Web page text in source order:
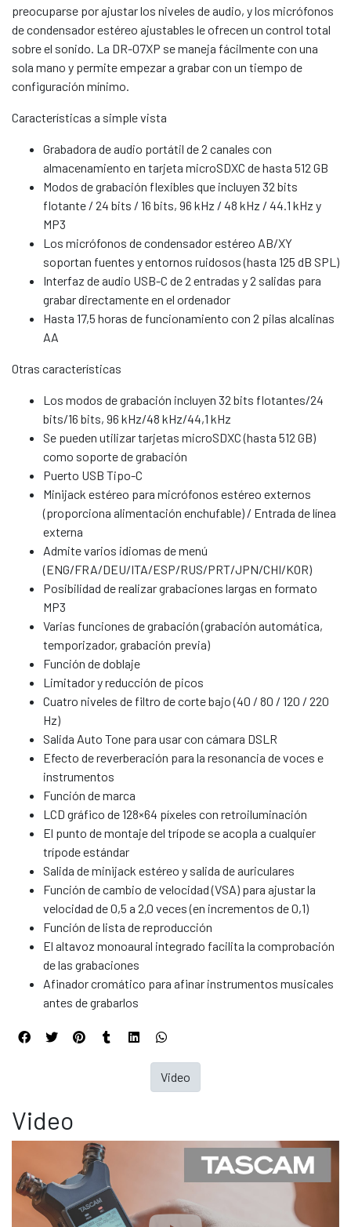
preocuparse por ajustar los niveles de audio, y los micrófonos
de condensador estéreo ajustables le ofrecen un control total
sobre el sonido. La DR-07XP se maneja fácilmente con una
sola mano y permite empezar a grabar con un tiempo de
configuración mínimo.
Características a simple vista
Grabadora de audio portátil de 2 canales con
almacenamiento en tarjeta microSDXC de hasta 512 GB
Modos de grabación flexibles que incluyen 32 bits
flotante / 24 bits / 16 bits, 96 kHz / 48 kHz / 44.1 kHz y
MP3
Los micrófonos de condensador estéreo AB/XY
soportan fuentes y entornos ruidosos (hasta 125 dB SPL)
Interfaz de audio USB-C de 2 entradas y 2 salidas para
grabar directamente en el ordenador
Hasta 17,5 horas de funcionamiento con 2 pilas alcalinas
AA
Otras características
Los modos de grabación incluyen 32 bits flotantes/24
bits/16 bits, 96 kHz/48 kHz/44,1 kHz
Se pueden utilizar tarjetas microSDXC (hasta 512 GB)
como soporte de grabación
Puerto USB Tipo-C
Minijack estéreo para micrófonos estéreo externos
(proporciona alimentación enchufable) / Entrada de línea
externa
Admite varios idiomas de menú
(ENG/FRA/DEU/ITA/ESP/RUS/PRT/JPN/CHI/KOR)
Posibilidad de realizar grabaciones largas en formato
MP3
Varias funciones de grabación (grabación automática,
temporizador, grabación previa)
Función de doblaje
Limitador y reducción de picos
Cuatro niveles de filtro de corte bajo (40 / 80 / 120 / 220
Hz)
Salida Auto Tone para usar con cámara DSLR
Efecto de reverberación para la resonancia de voces e
instrumentos
Función de marca
LCD gráfico de 128×64 píxeles con retroiluminación
El punto de montaje del trípode se acopla a cualquier
trípode estándar
Salida de minijack estéreo y salida de auriculares
Función de cambio de velocidad (VSA) para ajustar la
velocidad de 0,5 a 2,0 veces (en incrementos de 0,1)
Función de lista de reproducción
El altavoz monoaural integrado facilita la comprobación
de las grabaciones
Afinador cromático para afinar instrumentos musicales
antes de grabarlos
Video
Video